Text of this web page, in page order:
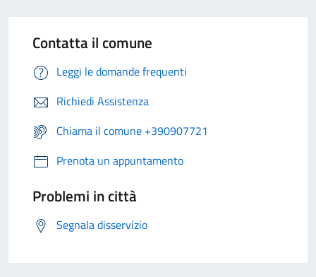
Contatta il comune
Leggi le domande frequenti
Richiedi Assistenza
Chiama il comune +390907721
Prenota un appuntamento
Problemi in città
Segnala disservizio